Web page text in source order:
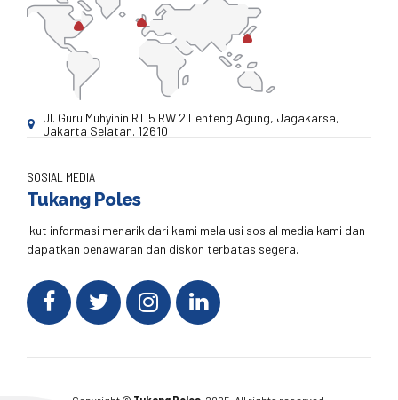
Jl. Guru Muhyinin RT 5 RW 2 Lenteng Agung, Jagakarsa,
Jakarta Selatan. 12610
SOSIAL MEDIA
Tukang Poles
Ikut informasi menarik dari kami melalusi sosial media kami dan
dapatkan penawaran dan diskon terbatas segera.